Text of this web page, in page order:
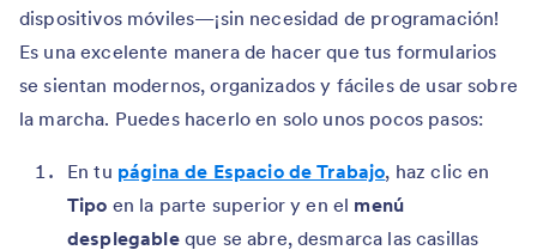
dispositivos móviles—¡sin necesidad de programación!
Es una excelente manera de hacer que tus formularios
se sientan modernos, organizados y fáciles de usar sobre
la marcha. Puedes hacerlo en solo unos pocos pasos:
En tu página de Espacio de Trabajo, haz clic en
Tipo en la parte superior y en el menú
desplegableque se abre, desmarca las casillas